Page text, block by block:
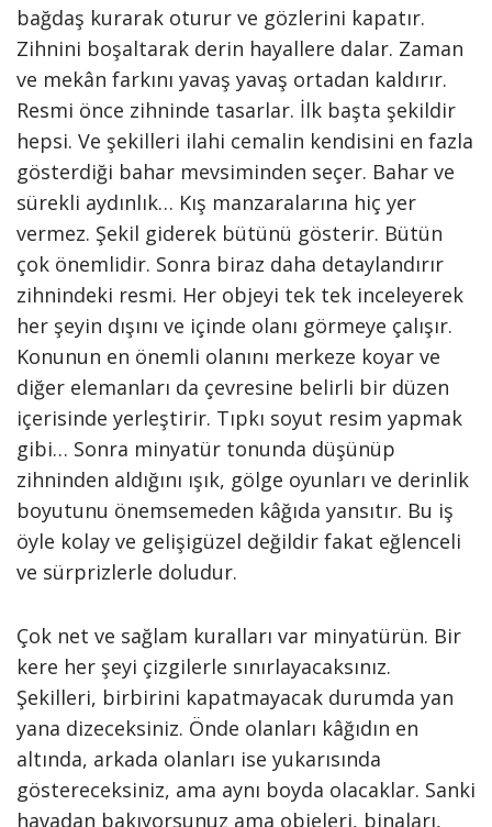
bağdaş kurarak oturur ve gözlerini kapatır.
Zihnini boşaltarak derin hayallere dalar. Zaman
ve mekân farkını yavaş yavaş ortadan kaldırır.
Resmi önce zihninde tasarlar. İlk başta şekildir
hepsi. Ve şekilleri ilahi cemalin kendisini en fazla
gösterdiği bahar mevsiminden seçer. Bahar ve
sürekli aydınlık… Kış manzaralarına hiç yer
vermez. Şekil giderek bütünü gösterir. Bütün
çok önemlidir. Sonra biraz daha detaylandırır
zihnindeki resmi. Her objeyi tek tek inceleyerek
her şeyin dışını ve içinde olanı görmeye çalışır.
Konunun en önemli olanını merkeze koyar ve
diğer elemanları da çevresine belirli bir düzen
içerisinde yerleştirir. Tıpkı soyut resim yapmak
gibi… Sonra minyatür tonunda düşünüp
zihninden aldığını ışık, gölge oyunları ve derinlik
boyutunu önemsemeden kâğıda yansıtır. Bu iş
öyle kolay ve gelişigüzel değildir fakat eğlenceli
ve sürprizlerle doludur.
Çok net ve sağlam kuralları var minyatürün. Bir
kere her şeyi çizgilerle sınırlayacaksınız.
Şekilleri, birbirini kapatmayacak durumda yan
yana dizeceksiniz. Önde olanları kâğıdın en
altında, arkada olanları ise yukarısında
göstereceksiniz, ama aynı boyda olacaklar. Sanki
havadan bakıyorsunuz ama objeleri, binaları,